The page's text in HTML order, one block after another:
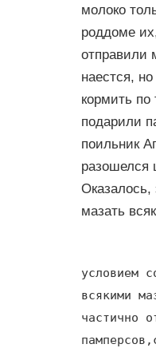
молоко
роддоме
отправили
наестся,
кормить
подарили
поильник
разошелся
мазать
условием
всякими
частично